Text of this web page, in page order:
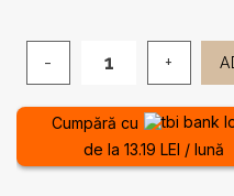
Cantitate
Narvi
lemn
Cumpără cu
de la 13.19 LEI / lună